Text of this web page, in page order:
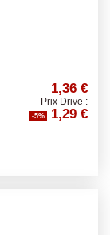
1,36 €
Prix Drive :
-5% 1,29 €